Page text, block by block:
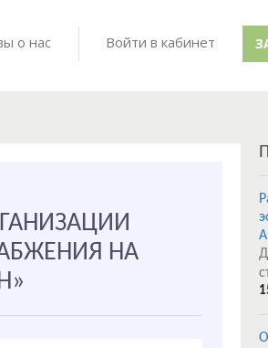
Готовые работы
о нас Войти в кабинет
НА